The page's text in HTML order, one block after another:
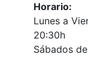
Horario:
Lunes a
20:30h
Sábados